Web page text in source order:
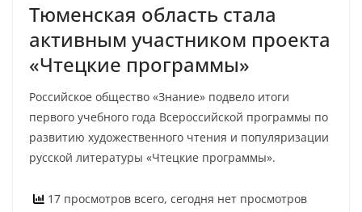
Тюменская область стала
активным участником проекта
«Чтецкие программы»
Российское общество «Знание» подвело итоги
первого учебного года Всероссийской программы по
развитию художественного чтения и популяризации
русской литературы «Чтецкие программы».
17 просмотров всего, сегодня нет просмотров